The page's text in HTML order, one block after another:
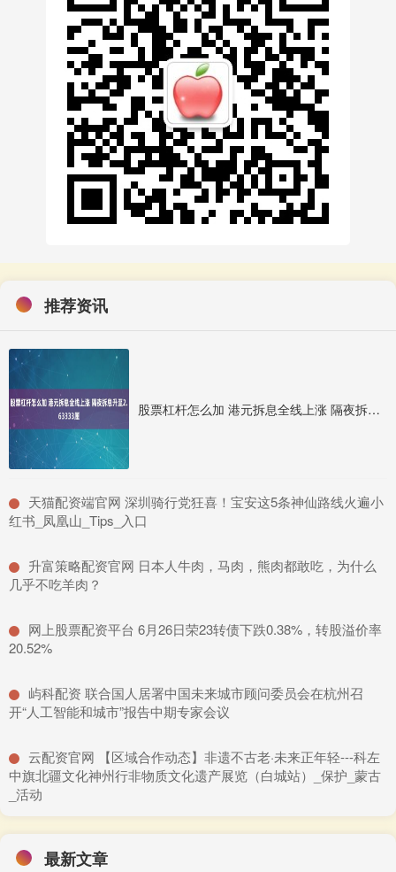
推荐资讯
股票杠杆怎么加 港元拆息全线上涨 隔夜拆息升至2.63333厘
​天猫配资端官网 深圳骑行党狂喜！宝安这5条神仙路线火遍小
红书_凤凰山_Tips_入口
​升富策略配资官网 日本人牛肉，马肉，熊肉都敢吃，为什么
几乎不吃羊肉？
​网上股票配资平台 6月26日荣23转债下跌0.38%，转股溢价率
20.52%
​屿科配资 联合国人居署中国未来城市顾问委员会在杭州召
开“人工智能和城市”报告中期专家会议
​云配资官网 【区域合作动态】非遗不古老·未来正年轻---科左
中旗北疆文化神州行非物质文化遗产展览（白城站）_保护_蒙古
_活动
最新文章